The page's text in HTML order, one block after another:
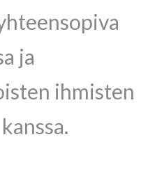
ja
ihmisten